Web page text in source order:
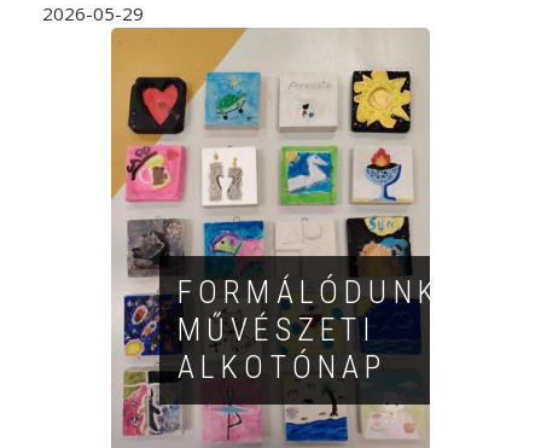
2026-05-29
FORMÁLÓDUNK -
MŰVÉSZETI
ALKOTÓNAP